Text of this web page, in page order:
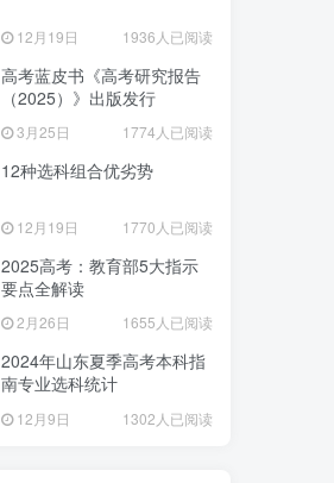
12月19日 1936人已阅读
高考蓝皮书《高考研究报告
（2025）》出版发行
3月25日 1774人已阅读
12种选科组合优劣势
12月19日 1770人已阅读
2025高考：教育部5大指示
要点全解读
2月26日 1655人已阅读
2024年山东夏季高考本科指
南专业选科统计
12月9日 1302人已阅读